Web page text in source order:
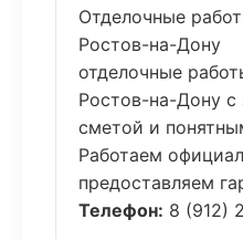
Отделочные
Ростов-на-Дону
отделочные
Ростов-на-Дону с
сметой и
Работаем
предоставляем
Телефон: 8 (912)